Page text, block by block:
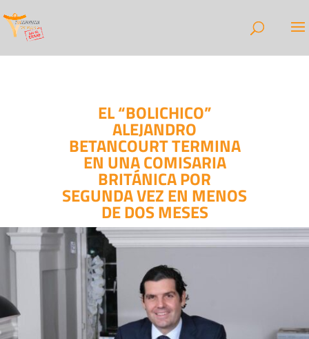
EL “BOLICHICO”
ALEJANDRO
BETANCOURT TERMINA
EN UNA COMISARIA
BRITÁNICA POR
SEGUNDA VEZ EN MENOS
DE DOS MESES